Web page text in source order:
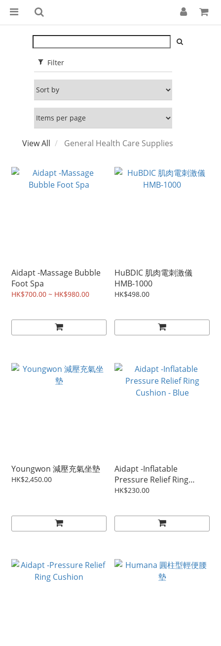
Filter
View All General Health Care Supplies
Aidapt -Massage Bubble
Foot Spa
HK$700.00 ~ HK$980.00
HuBDIC 肌肉電刺激儀
HMB-1000
HK$498.00
Youngwon 減壓充氣坐墊
HK$2,450.00
Aidapt -Inflatable
Pressure Relief Ring
Cushion - Blue
HK$230.00